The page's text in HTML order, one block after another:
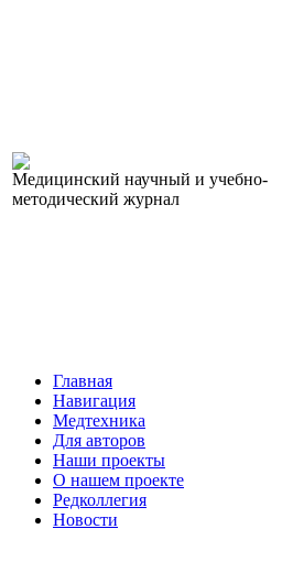
Медицинский научный и учебно-
методический журнал
Главная
Навигация
Медтехника
Для авторов
Наши проекты
О нашем проекте
Редколлегия
Новости